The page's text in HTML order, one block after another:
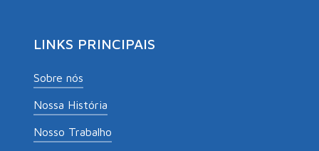
LINKS PRINCIPAIS
Sobre nós
Nossa História
Nosso Trabalho